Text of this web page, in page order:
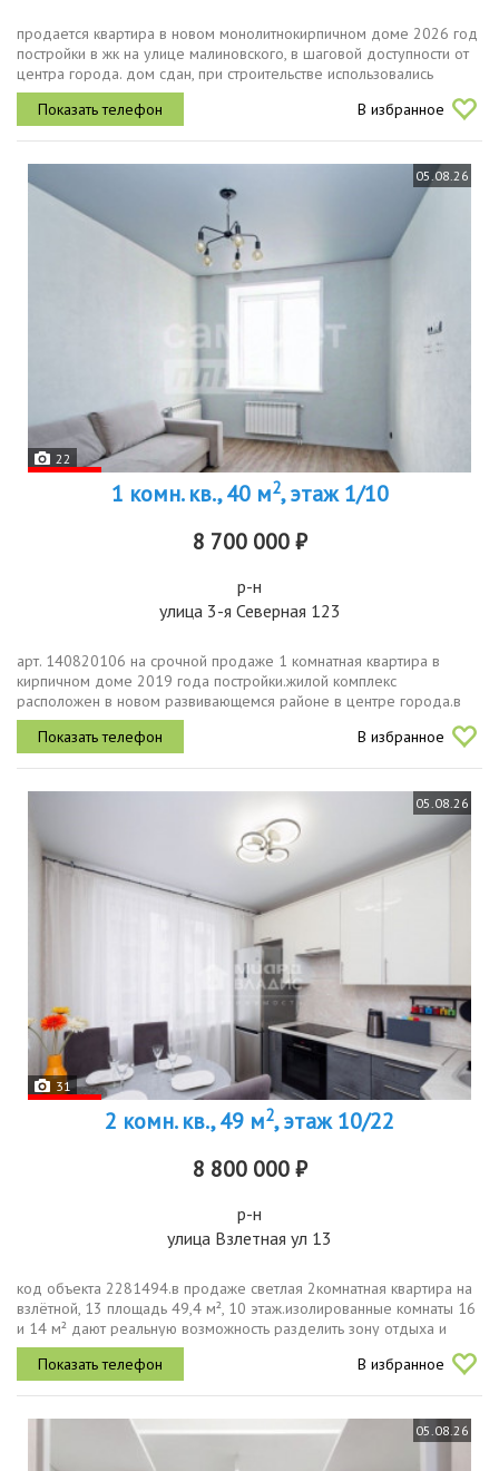
продается квартира в новом монолитнокирпичном доме 2026 год
постройки в жк на улице малиновского, в шаговой доступности от
центра города. дом сдан, при строительстве использовались
экологически чистые материалы.параметры квартиры общая
площадь 42,...
В избранное
05.08.26
22
1 комн. кв., 40 м2, этаж 1/10
8 700 000 ₽
р-н
улица 3-я Северная 123
арт. 140820106 на срочной продаже 1 комнатная квартира в
кирпичном доме 2019 года постройки.жилой комплекс
расположен в новом развивающемся районе в центре города.в
квартире выполнен качественный ремонт в стиле лофт стены
отделка декоративная...
В избранное
05.08.26
31
2 комн. кв., 49 м2, этаж 10/22
8 800 000 ₽
р-н
улица Взлетная ул 13
код объекта 2281494.в продаже светлая 2комнатная квартира на
взлётной, 13 площадь 49,4 м², 10 этаж.изолированные комнаты 16
и 14 м² дают реальную возможность разделить зону отдыха и
рабочее пространство, а 9метровая кухня достаточно
функциональна...
В избранное
05.08.26